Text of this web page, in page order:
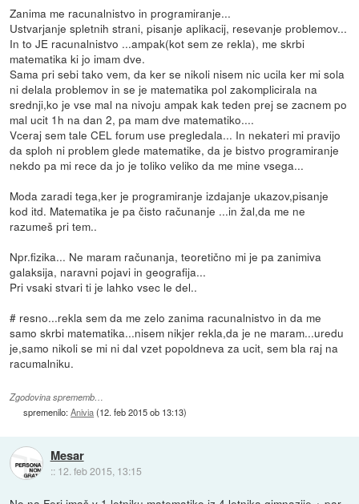
Zanima me racunalnistvo in programiranje...
Ustvarjanje spletnih strani, pisanje aplikacij, resevanje problemov...
In to JE racunalnistvo ...ampak(kot sem ze rekla), me skrbi
matematika ki jo imam dve.
Sama pri sebi tako vem, da ker se nikoli nisem nic ucila ker mi sola
ni delala problemov in se je matematika pol zakomplicirala na
srednji,ko je vse mal na nivoju ampak kak teden prej se zacnem po
mal ucit 1h na dan 2, pa mam dve matematiko....
Vceraj sem tale CEL forum use pregledala... In nekateri mi pravijo
da sploh ni problem glede matematike, da je bistvo programiranje
nekdo pa mi rece da jo je toliko veliko da me mine vsega...
Moda zaradi tega,ker je programiranje izdajanje ukazov,pisanje
kod itd. Matematika je pa čisto računanje ...in žal,da me ne
razumeš pri tem..
Npr.fizika... Ne maram računanja, teoretično mi je pa zanimiva
galaksija, naravni pojavi in geografija...
Pri vsaki stvari ti je lahko vsec le del..
# resno...rekla sem da me zelo zanima racunalnistvo in da me
samo skrbi matematika...nisem nikjer rekla,da je ne maram...uredu
je,samo nikoli se mi ni dal vzet popoldneva za ucit, sem bla raj na
racumalniku.
Zgodovina sprememb…
spremenilo:Anivia(12. feb 2015 ob 13:13)
Mesar
:: 12. feb 2015, 13:15